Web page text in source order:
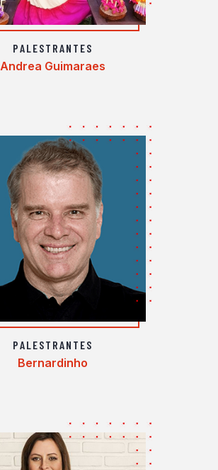
PALESTRANTES
Andrea Guimaraes
PALESTRANTES
Bernardinho